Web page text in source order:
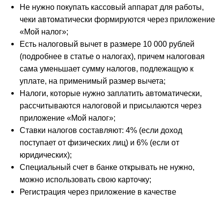
Не нужно покупать кассовый аппарат для работы,
чеки автоматически формируются через приложение
«Мой налог»;
Есть налоговый вычет в размере 10 000 рублей
(подробнее в статье о налогах), причем налоговая
сама уменьшает сумму налогов, подлежащую к
уплате, на применимый размер вычета;
Налоги, которые нужно заплатить автоматически,
рассчитываются налоговой и присылаются через
приложение «Мой налог»;
Ставки налогов составляют: 4% (если доход
поступает от физических лиц) и 6% (если от
юридических);
Специальный счет в банке открывать не нужно,
можно использовать свою карточку;
Регистрация через приложение в качестве